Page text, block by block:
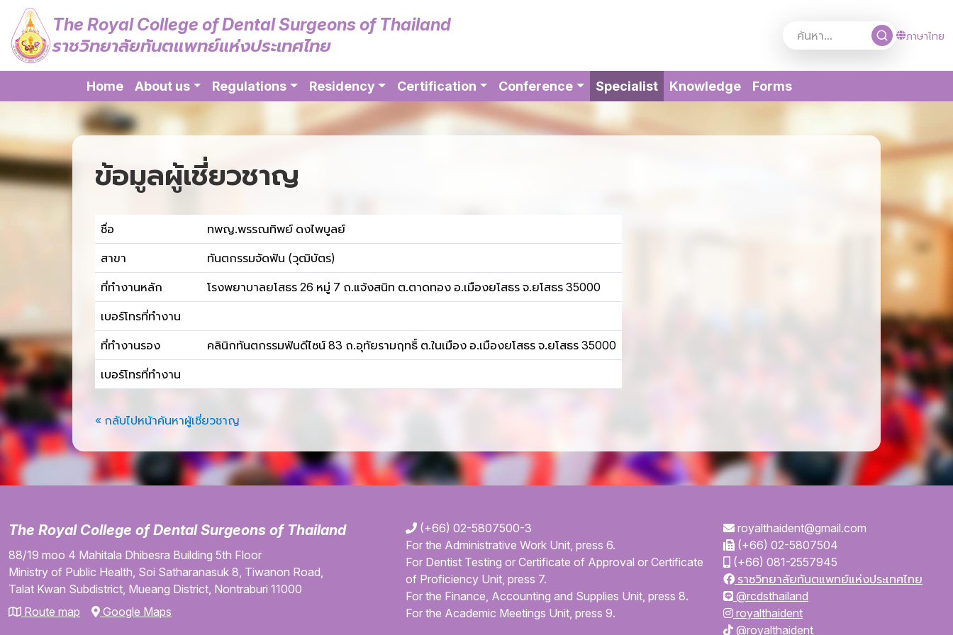
The Royal College of Dental Surgeons of Thailand
ราชวิทยาลัยทันตแพทย์แห่งประเทศไทย
ภาษาไทย
Home About us Regulations Residency Certification Conference Specialist(current)
Knowledge Forms
ข้อมูลผู้เชี่ยวชาญ
ชื่อ ทพญ.พรรณทิพย์ ดงไพบูลย์
สาขา ทันตกรรมจัดฟัน (วุฒิบัตร)
ที่ทำงานหลัก โรงพยาบาลยโสธร 26 หมู่ 7 ถ.แจ้งสนิท ต.ตาดทอง อ.เมืองยโสธร จ.ยโสธร 35000
เบอร์โทรที่ทำงาน
ที่ทำงานรอง คลินิกทันตกรรมฟันดีไซน์ 83 ถ.อุทัยรามฤทธิ์ ต.ในเมือง อ.เมืองยโสธร จ.ยโสธร 35000
เบอร์โทรที่ทำงาน
« กลับไปหน้าค้นหาผู้เชี่ยวชาญ
The Royal College of Dental Surgeons of Thailand
88/19 moo 4 Mahitala Dhibesra Building 5th Floor
Ministry of Public Health, Soi Satharanasuk 8, Tiwanon Road,
Talat Kwan Subdistrict, Mueang District, Nontraburi 11000
Route map
Google Maps
(+66) 02-5807500-3
For the Administrative Work Unit, press 6.
For Dentist Testing or Certificate of Approval or Certificate
of Proficiency Unit, press 7.
For the Finance, Accounting and Supplies Unit, press 8.
For the Academic Meetings Unit, press 9.
royalthaident@gmail.com
(+66) 02-5807504
(+66) 081-2557945
ราชวิทยาลัยทันตแพทย์แห่งประเทศไทย
@rcdsthailand
royalthaident
@royalthaident